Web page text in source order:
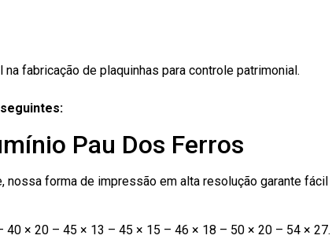
fabricação de plaquinhas para controle patrimonial.
Pau Dos Ferros
nossa forma de impressão em alta resolução garante
× 20 – 45 × 13 – 45 × 15 – 46 × 18 – 50 × 20 – 54 × 27.